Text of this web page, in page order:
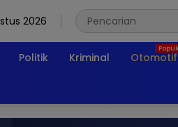
2026
Politik Kriminal Otomotif